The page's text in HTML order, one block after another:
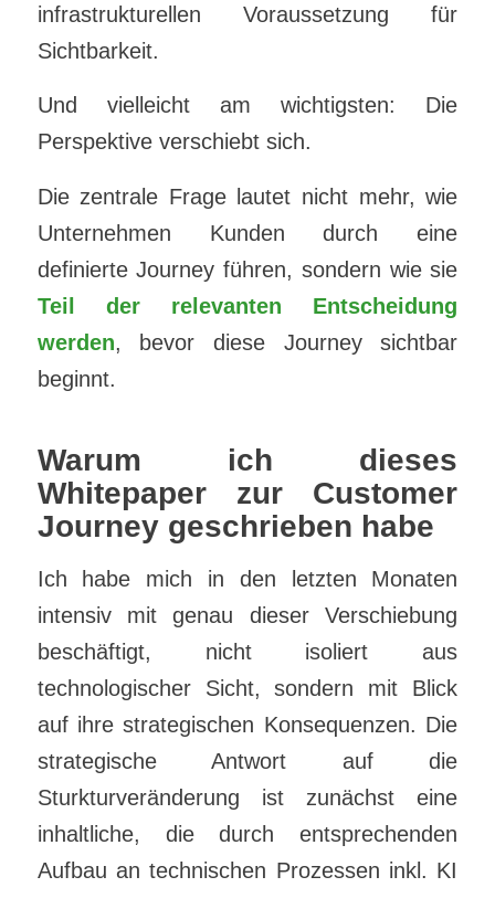
infrastrukturellen Voraussetzung für
Sichtbarkeit.
Und vielleicht am wichtigsten: Die
Perspektive verschiebt sich.
Die zentrale Frage lautet nicht mehr, wie
Unternehmen Kunden durch eine
definierte Journey führen, sondern wie sie
Teil der relevanten Entscheidung
werden, bevor diese Journey sichtbar
beginnt.
Warum ich dieses
Whitepaper zur Customer
Journey geschrieben habe
Ich habe mich in den letzten Monaten
intensiv mit genau dieser Verschiebung
beschäftigt, nicht isoliert aus
technologischer Sicht, sondern mit Blick
auf ihre strategischen Konsequenzen. Die
strategische Antwort auf die
Sturkturveränderung ist zunächst eine
inhaltliche, die durch entsprechenden
Aufbau an technischen Prozessen inkl. KI